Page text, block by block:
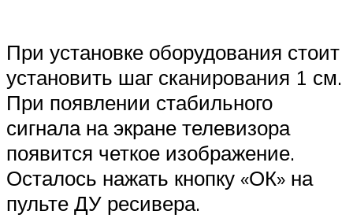
При установке оборудования стоит
установить шаг сканирования 1 см.
При появлении стабильного
сигнала на экране телевизора
появится четкое изображение.
Осталось нажать кнопку «ОК» на
пульте ДУ ресивера.